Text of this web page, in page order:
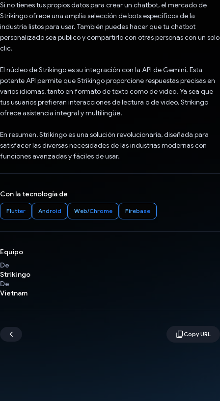
Si no tienes tus propios datos para crear un chatbot, el mercado de
Strikingo ofrece una amplia selección de bots específicos de la
industria listos para usar. También puedes hacer que tu chatbot
personalizado sea público y compartirlo con otras personas con un solo
clic.
El núcleo de Strikingo es su integración con la API de Gemini. Esta
potente API permite que Strikingo proporcione respuestas precisas en
varios idiomas, tanto en formato de texto como de video. Ya sea que
tus usuarios prefieran interacciones de lectura o de video, Strikingo
ofrece asistencia integral y multilingüe.
En resumen, Strikingo es una solución revolucionaria, diseñada para
satisfacer las diversas necesidades de las industrias modernas con
funciones avanzadas y fáciles de usar.
Con la tecnología de
Flutter Android Web/Chrome Firebase
Equipo
De
Strikingo
De
Vietnam